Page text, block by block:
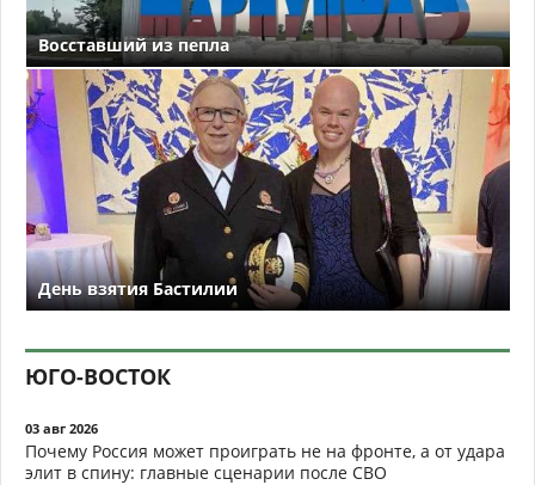
Восставший из пепла
День взятия Бастилии
ЮГО-ВОСТОК
03 авг 2026
Почему Россия может проиграть не на фронте, а от удара
элит в спину: главные сценарии после СВО